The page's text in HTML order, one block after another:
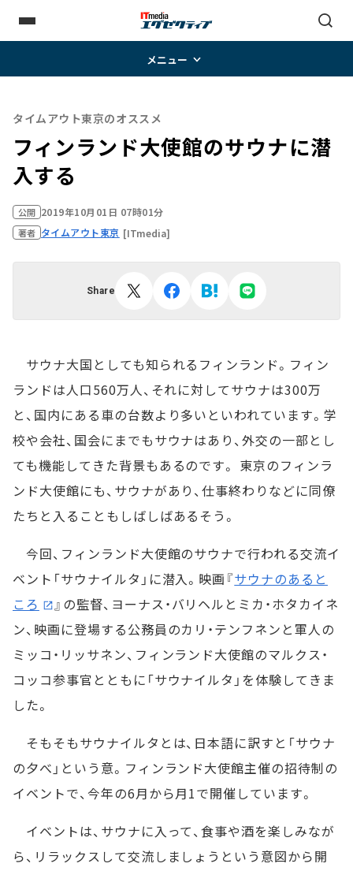
メニュー
タイムアウト東京のオススメ
フィンランド大使館のサウナに潜
入する
公開 2019年10月01日 07時01分
著者 タイムアウト東京 [ITmedia]
Share
サウナ大国としても知られるフィンランド。フィン
ランドは人口560万人、それに対してサウナは300万
と、国内にある車の台数より多いといわれています。学
校や会社、国会にまでもサウナはあり、外交の一部とし
ても機能してきた背景もあるのです。 東京のフィンラ
ンド大使館にも、サウナがあり、仕事終わりなどに同僚
たちと入ることもしばしばあるそう。
今回、フィンランド大使館のサウナで行われる交流イ
ベント「サウナイルタ」に潜入。映画『サウナのあると
ころ
』の監督、ヨーナス・バリヘルとミカ・ホタカイネ
ン、映画に登場する公務員のカリ・テンフネンと軍人の
ミッコ・リッサネン、フィンランド大使館のマルクス・
コッコ参事官とともに「サウナイルタ」を体験してきま
した。
そもそもサウナイルタとは、日本語に訳すと「サウナ
の夕べ」という意。フィンランド大使館主催の招待制の
イベントで、今年の6月から月1で開催しています。
イベントは、サウナに入って、食事や酒を楽しみなが
ら、リラックスして交流しましょうという意図から開